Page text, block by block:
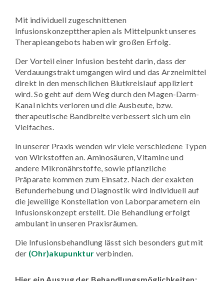
Mit individuell zugeschnittenen
Infusionskonzepttherapien als Mittelpunkt unseres
Therapieangebots haben wir großen Erfolg.
Der Vorteil einer Infusion besteht darin, dass der
Verdauungstrakt umgangen wird und das Arzneimittel
direkt in den menschlichen Blutkreislauf appliziert
wird. So geht auf dem Weg durch den Magen-Darm-
Kanal nichts verloren und die Ausbeute, bzw.
therapeutische Bandbreite verbessert sich um ein
Vielfaches.
In unserer Praxis wenden wir viele verschiedene Typen
von Wirkstoffen an. Aminosäuren, Vitamine und
andere Mikronährstoffe, sowie pflanzliche
Präparate kommen zum Einsatz. Nach der exakten
Befunderhebung und Diagnostik wird individuell auf
die jeweilige Konstellation von Laborparametern ein
Infusionskonzept erstellt. Die Behandlung erfolgt
ambulant in unseren Praxisräumen.
Die Infusionsbehandlung lässt sich besonders gut mit
der (Ohr)akupunktur verbinden.